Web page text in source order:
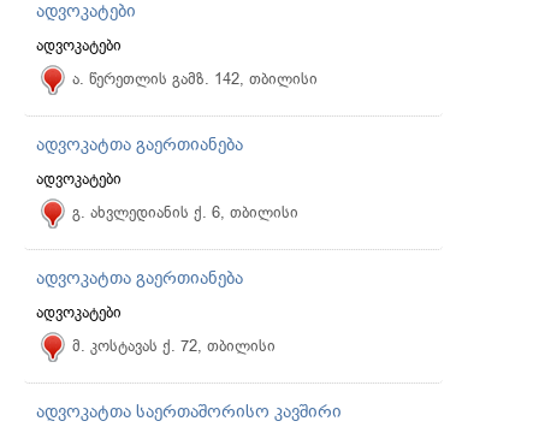
ადვოკატები
ადვოკატები
ა. წერეთლის გამზ. 142, თბილისი
ადვოკატთა გაერთიანება
ადვოკატები
გ. ახვლედიანის ქ. 6, თბილისი
ადვოკატთა გაერთიანება
ადვოკატები
მ. კოსტავას ქ. 72, თბილისი
ადვოკატთა საერთაშორისო კავშირი